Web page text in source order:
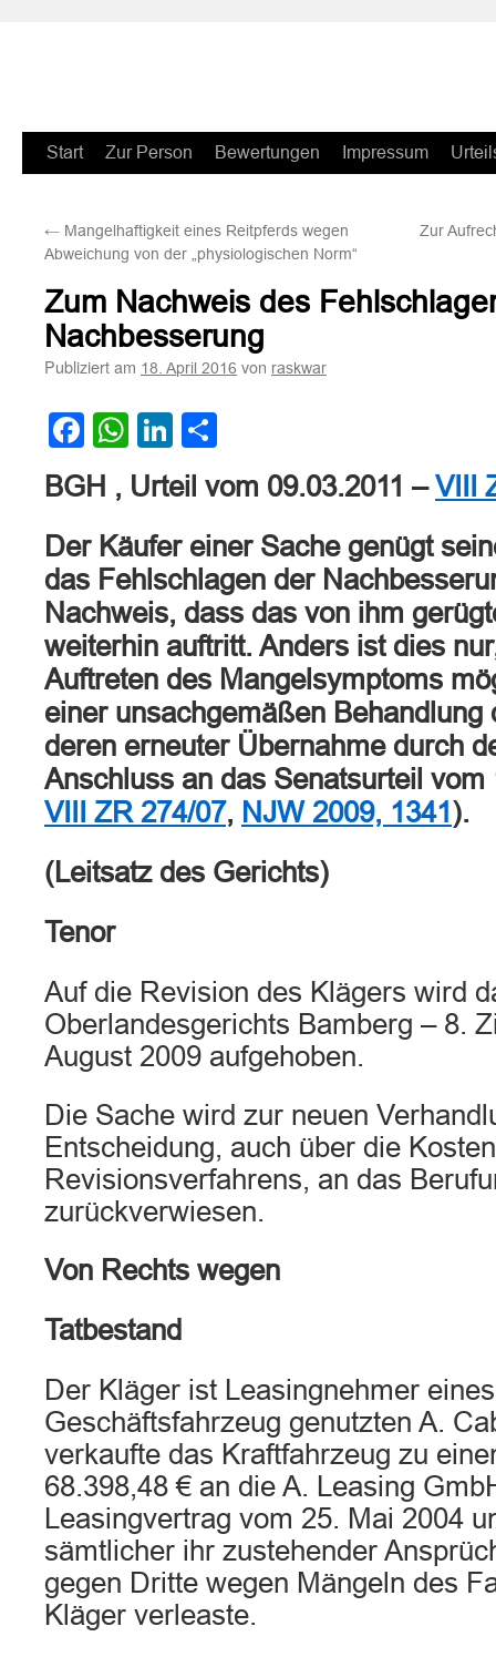
Zum
springen
Start Zur Person Bewertungen Impressum
← Mangelhaftigkeit eines Reitpferds wegen
Abweichung von der „physiologischen Norm“
Zur
Zum Nachweis des
Nachbesserung
Publiziert am 18. April 2016 von raskwar
Facebook
WhatsApp
LinkedIn
BGH , Urteil vom 09.03.2011 –VIII
Der Käufer einer Sache genügt
das Fehlschlagen der
Nachweis, dass das von ihm
weiterhin auftritt. Anders ist dies
Auftreten des Mangelsymptoms
einer unsachgemäßen Behandlung
deren erneuter Übernahme durch
Anschluss an das Senatsurteil vom
VIII ZR 274/07, NJW 2009, 1341 ).
(Leitsatz des Gerichts)
Tenor
Auf die Revision des Klägers wird
Oberlandesgerichts Bamberg – 8.
August 2009 aufgehoben.
Die Sache wird zur neuen
Entscheidung, auch über die
Revisionsverfahrens, an das
zurückverwiesen.
Von Rechts wegen
Tatbestand
Der Kläger ist Leasingnehmer
Geschäftsfahrzeug genutzten A.
verkaufte das Kraftfahrzeug zu
68.398,48 € an die A. Leasing
Leasingvertrag vom 25. Mai 2004
sämtlicher ihr zustehender
gegen Dritte wegen Mängeln des
Kläger verleaste.